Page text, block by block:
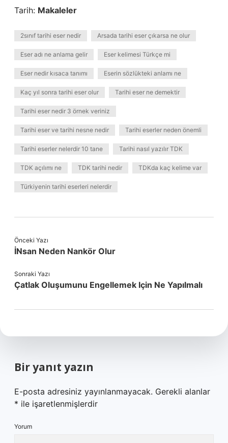
Tarih: Makaleler
2sınıf tarihi eser nedir Arsada tarihi eser çıkarsa ne olur
Eser adı ne anlama gelir Eser kelimesi Türkçe mi
Eser nedir kısaca tanımı Eserin sözlükteki anlamı ne
Kaç yıl sonra tarihi eser olur Tarihi eser ne demektir
Tarihi eser nedir 3 örnek veriniz
Tarihi eser ve tarihi nesne nedir Tarihi eserler neden önemli
Tarihi eserler nelerdir 10 tane Tarihi nasıl yazılır TDK
TDK açılımı ne TDK tarihi nedir TDKda kaç kelime var
Türkiyenin tarihi eserleri nelerdir
Önceki Yazı
İNsan Neden Nankör Olur
Sonraki Yazı
Çatlak Oluşumunu Engellemek Için Ne Yapılmalı
Bir yanıt yazın
E-posta adresiniz yayınlanmayacak. Gerekli alanlar
* ile işaretlenmişlerdir
Yorum